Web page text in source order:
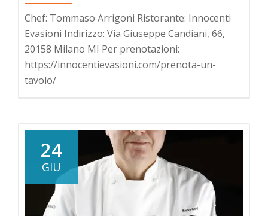
Chef: Tommaso Arrigoni Ristorante: Innocenti
Evasioni Indirizzo: Via Giuseppe Candiani, 66,
20158 Milano MI Per prenotazioni:
https://innocentievasioni.com/prenota-un-
tavolo/
24
GIU